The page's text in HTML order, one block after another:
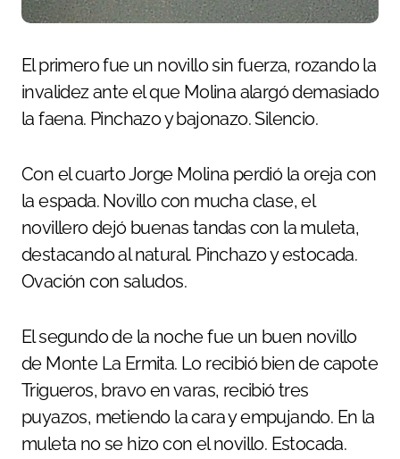
El primero fue un novillo sin fuerza, rozando la
invalidez ante el que Molina alargó demasiado
la faena. Pinchazo y bajonazo. Silencio.
Con el cuarto Jorge Molina perdió la oreja con
la espada. Novillo con mucha clase, el
novillero dejó buenas tandas con la muleta,
destacando al natural. Pinchazo y estocada.
Ovación con saludos.
El segundo de la noche fue un buen novillo
de Monte La Ermita. Lo recibió bien de capote
Trigueros, bravo en varas, recibió tres
puyazos, metiendo la cara y empujando. En la
muleta no se hizo con el novillo. Estocada.